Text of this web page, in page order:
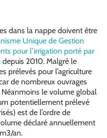
dans la nappe doivent être
Unique de Gestion
pour l’irrigation porté par
depuis 2010. Malgré le
prélevés pour l’agriculture
de nombreux ouvrages
le volume global
potentiellement prélevé
est de l’ordre de
déclaré annuellement
an.